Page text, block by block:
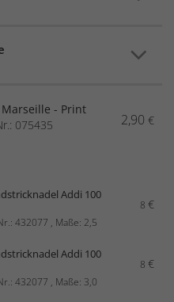
- Print
075435
2,90 €
Addi 100
432077 , Maße: 2,5
8 €
Addi 100
432077 , Maße: 3,0
8 €